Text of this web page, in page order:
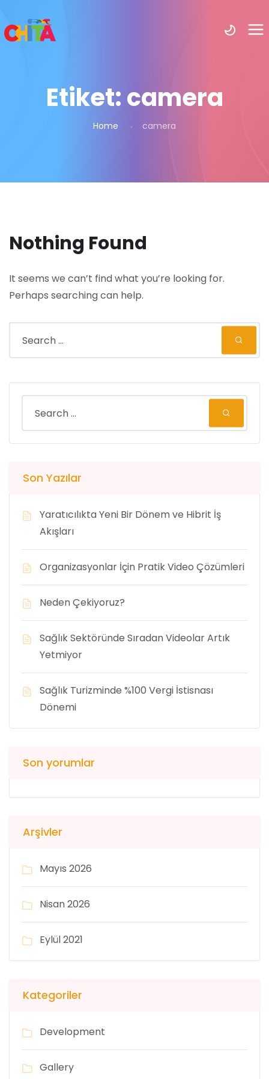
Etiket:camera
Home camera
Nothing Found
It seems we can’t find what you’re looking for.
Perhaps searching can help.
Son Yazılar
Yaratıcılıkta Yeni Bir Dönem ve Hibrit İş
Akışları
Organizasyonlar İçin Pratik Video Çözümleri
Neden Çekiyoruz?
Sağlık Sektöründe Sıradan Videolar Artık
Yetmiyor
Sağlık Turizminde %100 Vergi İstisnası
Dönemi
Son yorumlar
Arşivler
Mayıs 2026
Nisan 2026
Eylül 2021
Kategoriler
Development
Gallery